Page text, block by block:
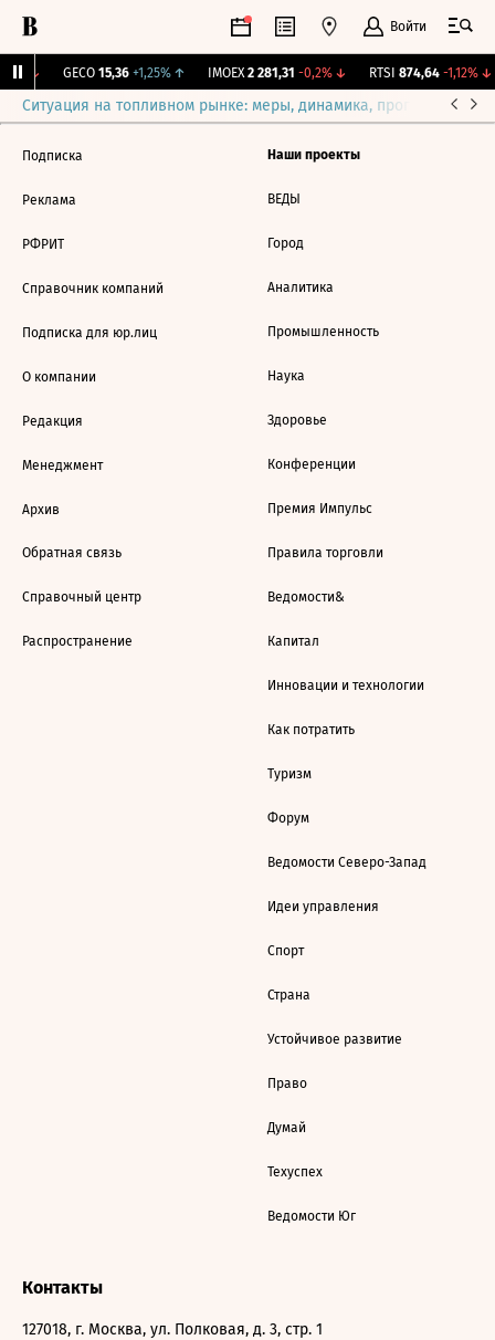
Войти
GECO 15,36 +1,25%↑ IMOEX 2 281,31 -0,2%↓ RTSI 874,64 -1,12%↓
Ситуация на топливном рынке: меры, динамика, прогнозы
Подписка
Реклама
РФРИТ
Справочник компаний
Подписка для юр.лиц
О компании
Редакция
Менеджмент
Архив
Обратная связь
Справочный центр
Распространение
Наши проекты
ВЕДЫ
Город
Аналитика
Промышленность
Наука
Здоровье
Конференции
Премия Импульс
Правила торговли
Ведомости&
Капитал
Инновации и технологии
Как потратить
Туризм
Форум
Ведомости Северо-Запад
Идеи управления
Спорт
Страна
Устойчивое развитие
Право
Думай
Техуспех
Ведомости Юг
Контакты
127018, г. Москва, ул. Полковая, д. 3, стр. 1